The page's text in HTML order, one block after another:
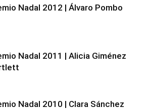
Nadal 2012 | Álvaro Pombo
Nadal 2011 | Alicia Giménez
Nadal 2010 | Clara Sánchez